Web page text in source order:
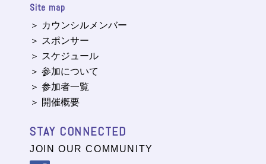
Site map
＞ カウンシルメンバー
＞ スポンサー
＞ スケジュール
＞ 参加について
＞ 参加者一覧
＞ 開催概要
STAY CONNECTED
JOIN OUR COMMUNITY